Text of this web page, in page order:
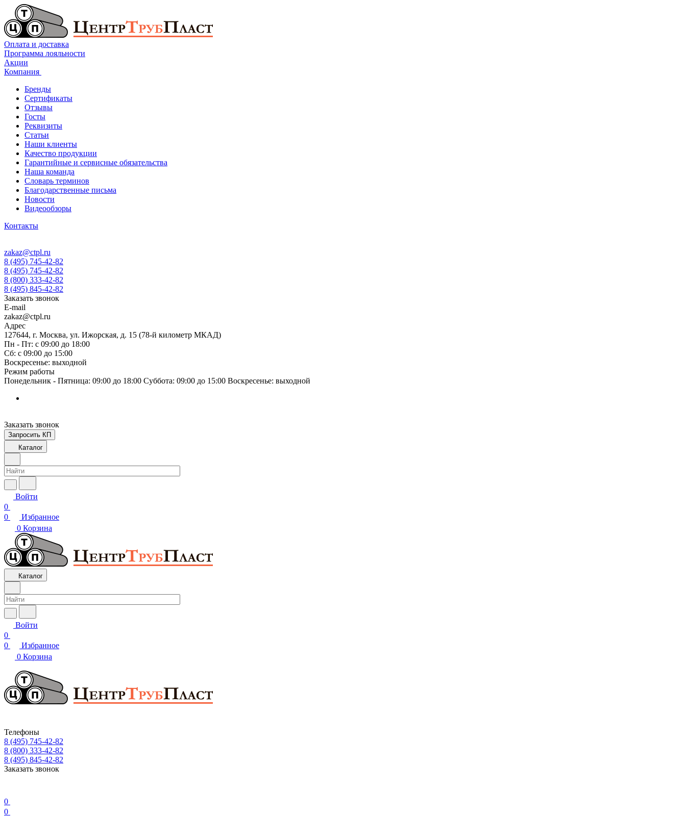
Оплата и доставка
Программа лояльности
Акции
Компания
Бренды
Сертификаты
Отзывы
Госты
Реквизиты
Статьи
Наши клиенты
Качество продукции
Гарантийные и сервисные обязательства
Наша команда
Словарь терминов
Благодарственные письма
Новости
Видеообзоры
Контакты
zakaz@ctpl.ru
8 (495) 745-42-82
8 (495) 745-42-82
8 (800) 333-42-82
8 (495) 845-42-82
Заказать звонок
E-mail
zakaz@ctpl.ru
Адрес
127644, г. Москва, ул. Ижорская, д. 15 (78-й километр МКАД)
Пн - Пт: с 09:00 до 18:00
Сб: с 09:00 до 15:00
Воскресенье: выходной
Режим работы
Понедельник - Пятница: 09:00 до 18:00 Суббота: 09:00 до 15:00 Воскресенье: выходной
Заказать звонок
Запросить КП
Каталог
Войти
0
0
Избранное
0 Корзина
Каталог
Войти
0
0
Избранное
0 Корзина
Телефоны
8 (495) 745-42-82
8 (800) 333-42-82
8 (495) 845-42-82
Заказать звонок
0
0